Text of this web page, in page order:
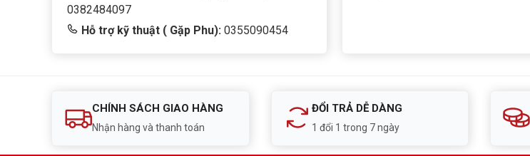
0382484097
Hỗ trợ kỹ thuật ( Gặp Phu): 0355090454
CHÍNH SÁCH GIAO HÀNG
Nhận hàng và thanh toán
ĐỔI TRẢ DỄ DÀNG
1 đổi 1 trong 7 ngày